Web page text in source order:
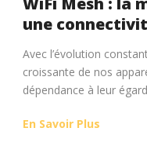
une
Avec l’évolution
croissante de nos
dépendance à leur
En Savoir Plus